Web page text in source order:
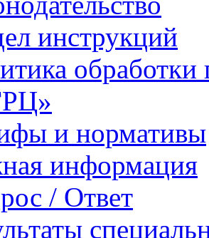
инструкций
и нормативы
информация
/ Ответ